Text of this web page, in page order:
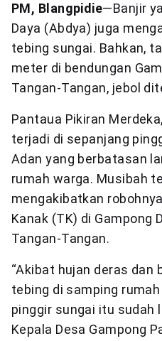
PM, Blangpidie—Banjir
Daya (Abdya) juga
tebing sungai. Bahkan,
meter di bendungan
Tangan-Tangan, jebol
Pantaua Pikiran
terjadi di sepanjang
Adan yang berbatasan
rumah warga. Musibah
mengakibatkan
Kanak (TK) di Gampong
Tangan-Tangan.
“Akibat hujan deras dan
tebing di samping
pinggir sungai itu sudah
Kepala Desa Gampong